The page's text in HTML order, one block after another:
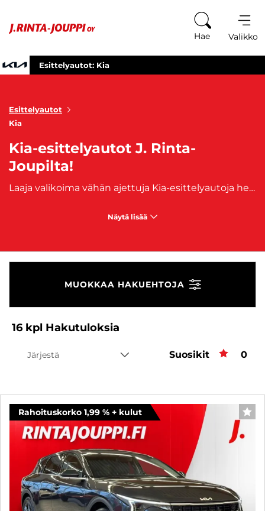
Hae Valikko
Esittelyautot: Kia
Esittelyautot
Kia
Kia-esittelyautot J. Rinta-
Joupilta!
Laaja valikoima vähän ajettuja Kia-esittelyautoja heti toimitukseen J. Rinta-Joupilta! Kun valitset Kia-esittelyauton, saat laadukkaan ja hyvähintaisen uuden ajoneuvon. Esittelyauto on autokaupan omassa käytössä ollut auto.
Näytä lisää
MUOKKAA HAKUEHTOJA
16 kpl Hakutuloksia
Järjestä Suosikit 0
Rahoituskorko 1,99 % + kulut